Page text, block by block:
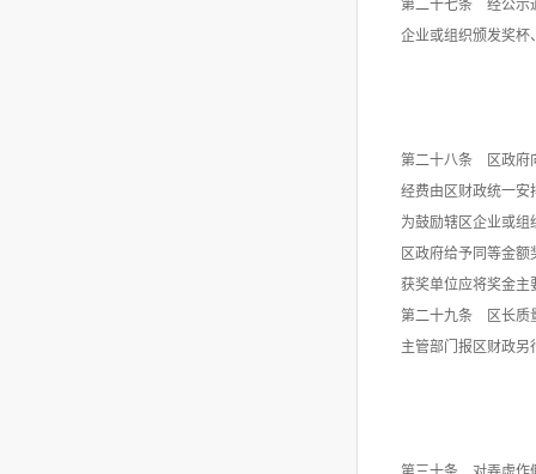
第二十七条 经公示
企业或组织颁发奖杯
第二十八条 区政府
经费由区财政统一安
为鼓励辖区企业或
区政府给予同等金
获奖单位应将奖金主
第二十九条 区长质
主管部门报区财政另